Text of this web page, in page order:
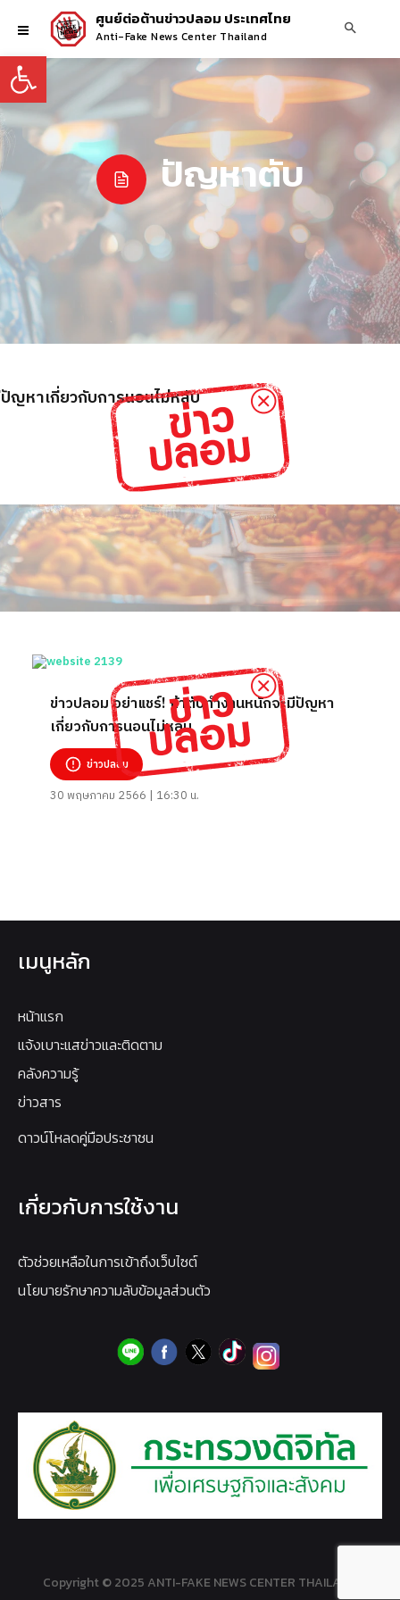
Open toolbar
ศูนย์ต่อต้านข่าวปลอม ประเทศไทย
Anti-Fake News Center Thailand
ปัญหาตับ
ญหาเกี่ยวกับการนอนไม่หลับ
ข่าวปลอม อย่าแชร์! ถ้าตับทำงานหนักจะมีปัญหา
เกี่ยวกับการนอนไม่หลับ
ข่าวปลอม
30 พฤษภาคม 2566 | 16:30 น.
เมนูหลัก
หน้าแรก
แจ้งเบาะแสข่าวและติดตาม
คลังความรู้
ข่าวสาร
ดาวน์โหลดคู่มือประชาชน
เกี่ยวกับการใช้งาน
ตัวช่วยเหลือในการเข้าถึงเว็บไซต์
นโยบายรักษาความลับข้อมูลส่วนตัว
Copyright © 2025 ANTI-FAKE NEWS CENTER THAILAND